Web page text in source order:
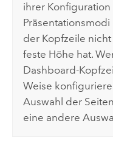
ihrer
der Kopfzeile
feste Höhe hat.
Dashboard-
Weise
Auswahl der
eine andere